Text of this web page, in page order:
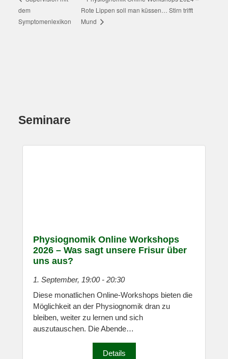
dem
Symptomenlexikon
Rote Lippen soll man küssen… Stirn trifft
Mund
Seminare
Physiognomik Online Workshops
2026 – Was sagt unsere Frisur über
uns aus?
1. September, 19:00- 20:30
Diese monatlichen Online-Workshops bieten die
Möglichkeit an der Physiognomik dran zu
bleiben, weiter zu lernen und sich
auszutauschen. Die Abende…
Details